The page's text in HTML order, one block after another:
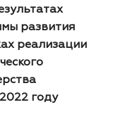
развития
реализации
году